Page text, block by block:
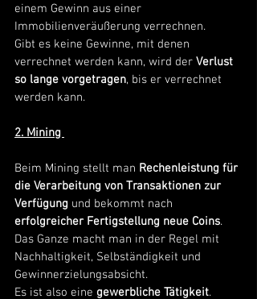
einem Gewinn aus einer
Immobilienveräußerung verrechnen.
Gibt es keine Gewinne, mit denen
verrechnet werden kann, wird der Verlust
so lange vorgetragen, bis er verrechnet
werden kann.
2. Mining
Beim Mining stellt man Rechenleistung für
die Verarbeitung von Transaktionen zur
Verfügung und bekommt nach
erfolgreicher Fertigstellung neue Coins.
Das Ganze macht man in der Regel mit
Nachhaltigkeit, Selbständigkeit und
Gewinnerzielungsabsicht.
Es ist also eine gewerbliche Tätigkeit.